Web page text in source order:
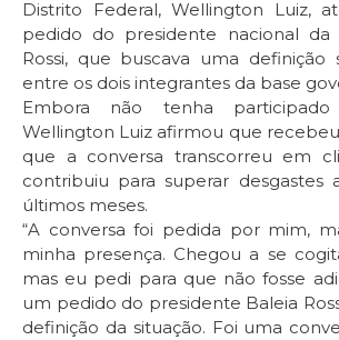
Distrito Federal, Wellington Luiz,
pedido do presidente nacional da
Rossi, que buscava uma definição
entre os dois integrantes da base
Embora não tenha
Wellington Luiz afirmou que
que a conversa transcorreu em
contribuiu para superar desgastes
últimos meses.
“A conversa foi pedida por mim,
minha presença. Chegou a se
mas eu pedi para que não fosse
um pedido do presidente Baleia
definição da situação. Foi uma